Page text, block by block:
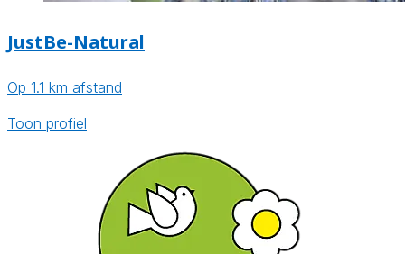
JustBe-Natural
Op 1.1 km afstand
Toon profiel